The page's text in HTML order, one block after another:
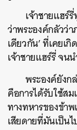
เจ้าชายแฮร์
ว่าพระองค์กลัวว่า
เดียวกัน’ ที่เคยเ
เจ้าชายแฮร์รี่ จน
พระองค์ยังก
คือการได้รับใช้ส
ทางทหารของข้า
เสียดายที่มันเป็นไ